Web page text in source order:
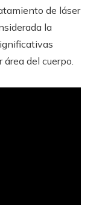
de láser
la
del cuerpo.